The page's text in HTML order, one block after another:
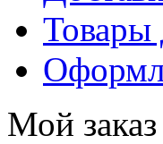
Товары
Мой заказ